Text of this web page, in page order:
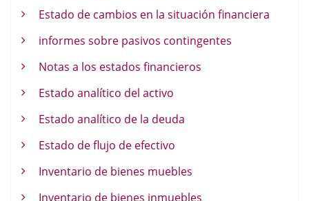
Estado de cambios en la situación financiera
informes sobre pasivos contingentes
Notas a los estados financieros
Estado analítico del activo
Estado analítico de la deuda
Estado de flujo de efectivo
Inventario de bienes muebles
Inventario de bienes inmuebles